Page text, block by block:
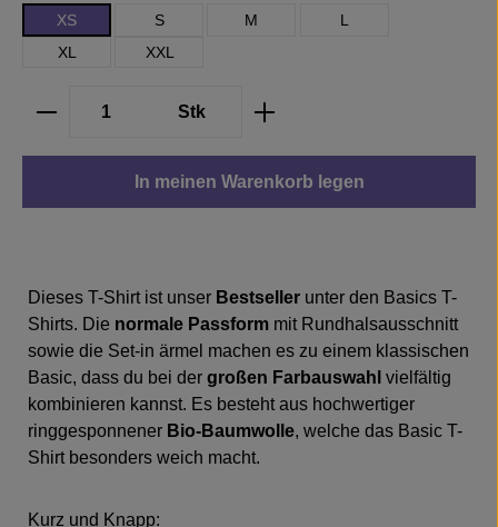
XS S M
L
XL
XXL
Produkt Anzahl: Gib den gewünschten
Stk
In meinen Warenkorb legen
Dieses T-Shirt ist unser Bestseller unter den Basics T-
Shirts. Die normale Passform mit Rundhalsausschnitt
sowie die Set-in ärmel machen es zu einem klassischen
Basic, dass du bei der großen Farbauswahl vielfältig
kombinieren kannst. Es besteht aus hochwertiger
ringgesponnener Bio-Baumwolle, welche das Basic T-
Shirt besonders weich macht.
Kurz und Knapp: